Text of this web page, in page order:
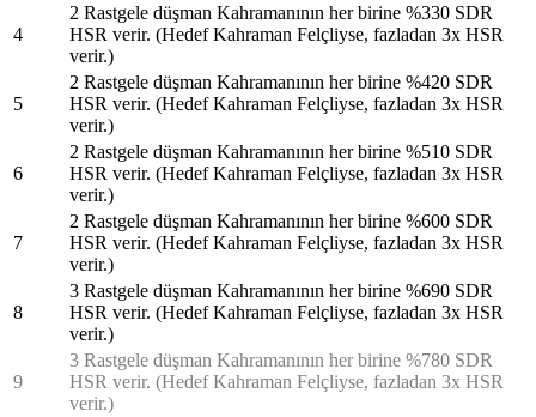
4
2 Rastgele düşman Kahramanının her birine %330 SDR
HSR verir. (Hedef Kahraman Felçliyse, fazladan 3x HSR
verir.)
5
2 Rastgele düşman Kahramanının her birine %420 SDR
HSR verir. (Hedef Kahraman Felçliyse, fazladan 3x HSR
verir.)
6
2 Rastgele düşman Kahramanının her birine %510 SDR
HSR verir. (Hedef Kahraman Felçliyse, fazladan 3x HSR
verir.)
7
2 Rastgele düşman Kahramanının her birine %600 SDR
HSR verir. (Hedef Kahraman Felçliyse, fazladan 3x HSR
verir.)
8
3 Rastgele düşman Kahramanının her birine %690 SDR
HSR verir. (Hedef Kahraman Felçliyse, fazladan 3x HSR
verir.)
9
3 Rastgele düşman Kahramanının her birine %780 SDR
HSR verir. (Hedef Kahraman Felçliyse, fazladan 3x HSR
verir.)